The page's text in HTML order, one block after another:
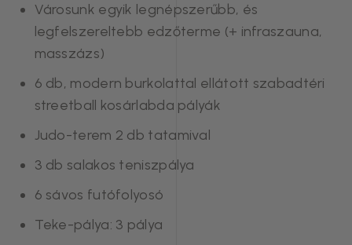
Városunk egyik legnépszerűbb, és
legfelszereltebb edzőterme (+ infraszauna,
masszázs)
6 db, modern burkolattal ellátott szabadtéri
streetball kosárlabda pályák
Judo-terem 2 db tatamival
3 db salakos teniszpálya
6 sávos futófolyosó
Teke-pálya: 3 pálya